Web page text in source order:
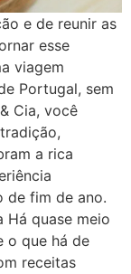
e de reunir as
esse
viagem
Portugal, sem
Cia, você
a rica
de fim de ano.
Há quase meio
o que há de
receitas